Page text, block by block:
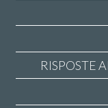
RISPOSTE